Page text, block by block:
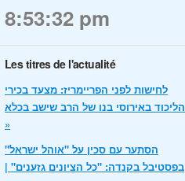
8:53:33 pm
Les titres de l'actualité
לחישות לפני הפריימריז: מצעד בכירי
הליכוד באירוסי בנו של הרב שישב בכלא
»
הסתער עם סכין על "אוהל ישראל"
בפסטיבל בקנדה: "כל הציונים גזענים" |